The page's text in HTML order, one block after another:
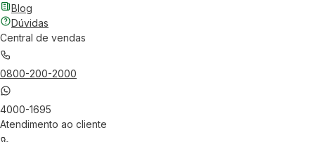
Blog
Dúvidas
Central de vendas
0800-200-2000
4000-1695
Atendimento ao cliente